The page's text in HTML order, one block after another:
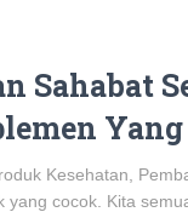
Sahabat
Kesehatan,
yang cocok. Kita